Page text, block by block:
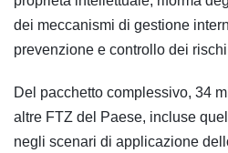
dei meccanismi di gestione
prevenzione e controllo dei
Del pacchetto complessivo, 34
altre FTZ del Paese, incluse
negli scenari di applicazione